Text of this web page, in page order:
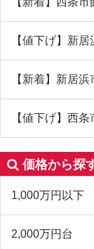
【値下げ】新
【新着】新居
【値下げ】西
価格から探
1,000万円以下
2,000万円台